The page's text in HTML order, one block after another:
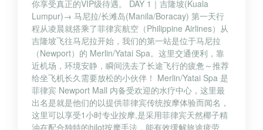
你享受真正的VIP级待遇。 DAY 1｜吉隆坡(Kuala
Lumpur)→ 马尼拉/长滩岛(Manila/Boracay) 第一天行
程从凌晨就搭乘了菲律宾航空（Philippine Airlines）从
吉隆坡飞往马尼拉开始，我们的第一站是位于马尼拉
（Newport）的 Merlin/Yatai Spa。这里交通便利，靠
近机场，环境安静，瞬间洗去了长途飞行的疲惫～推荐
给坐飞机长久需要放松的小伙伴！ Merlin/Yatai Spa 是
菲律宾 Newport Mall 内备受欢迎的水疗中心，这里最
出名是就是他们的以提供菲律宾传统按摩体验而闻名，
这里可以享受1小时专业按摩,是采用菲律宾天然椰子精
油在配合独特的hilot按摩手法，能有效缓解旅途疲劳